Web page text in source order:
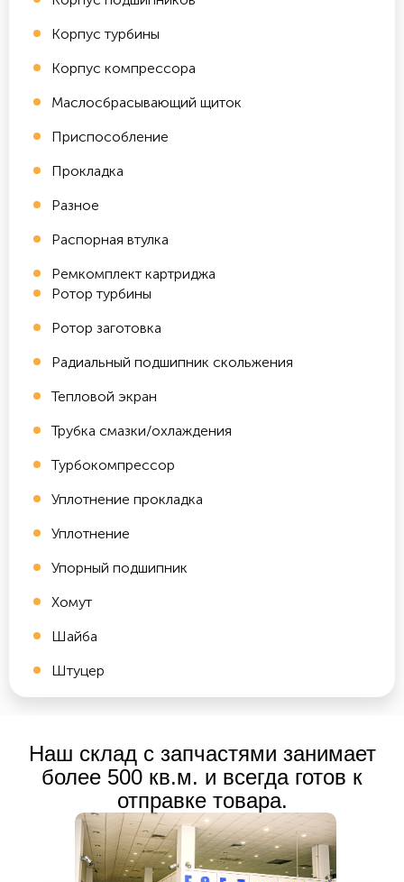
Корпус турбины
Корпус компрессора
Маслосбрасывающий щиток
Приспособление
Прокладка
Разное
Распорная втулка
Ремкомплект картриджа
Ротор турбины
Ротор заготовка
Радиальный подшипник скольжения
Тепловой экран
Трубка смазки/охлаждения
Турбокомпрессор
Уплотнение прокладка
Уплотнение
Упорный подшипник
Хомут
Шайба
Штуцер
Наш склад с запчастями занимает
более 500 кв.м. и всегда готов к
отправке товара.